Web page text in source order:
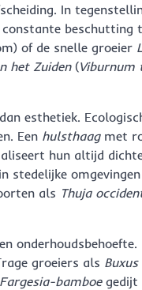
In
beschutting
of de snelle groeier
het Zuiden(Viburnum
esthetiek.
Een hulsthaagmet
hun altijd
als Thuja
groeiers als Buxus
Fargesia-bamboegedijt